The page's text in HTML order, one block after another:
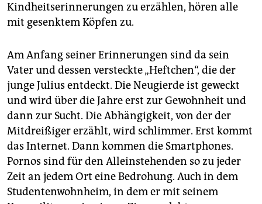
Kindheitserinnerungen zu erzählen, hören alle
mit gesenktem Köpfen zu.
Am Anfang seiner Erinnerungen sind da sein
Vater und dessen versteckte „Heftchen“, die der
junge Julius entdeckt. Die Neugierde ist geweckt
und wird über die Jahre erst zur Gewohnheit und
dann zur Sucht. Die Abhängigkeit, von der der
Mitdreißiger erzählt, wird schlimmer. Erst kommt
das Internet. Dann kommen die Smartphones.
Pornos sind für den Alleinstehenden so zu jeder
Zeit an jedem Ort eine Bedrohung. Auch in dem
Studentenwohnheim, in dem er mit seinem